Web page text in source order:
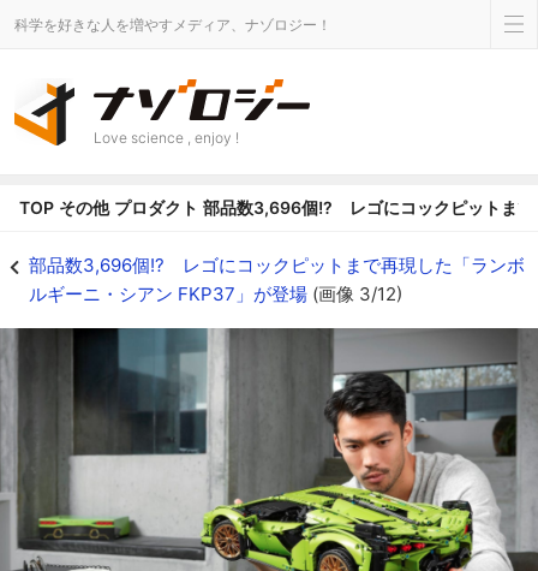
科学を好きな人を増やすメディア、ナゾロジー！
Love science , enjoy !
TOP その他 プロダクト 部品数3,696個!? レゴにコックピットまで
部品数3,696個!? レゴにコックピットまで再現した「ランボ
ルギーニ・シアン FKP37」が登場 (画像 3/12)